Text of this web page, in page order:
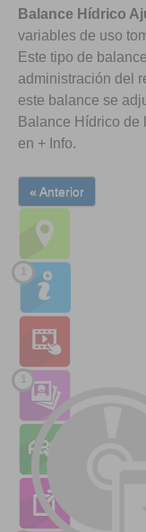
Balance Hídrico
variables de uso
Este tipo de
administración del
este balance se
Balance Hídrico de
en + Info.
« Anterior
1
1